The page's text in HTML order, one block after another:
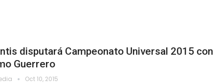
disputará Campeonato Universal 2015 con
Guerrero
Oct 10, 2015